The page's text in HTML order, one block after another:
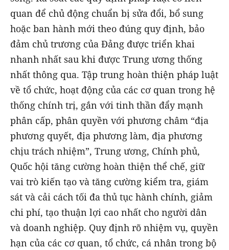
quan để chủ động chuẩn bị sửa đổi, bổ sung
hoặc ban hành mới theo đúng quy định, bảo
đảm chủ trương của Đảng được triển khai
nhanh nhất sau khi được Trung ương thống
nhất thông qua. Tập trung hoàn thiện pháp luật
về tổ chức, hoạt động của các cơ quan trong hệ
thống chính trị, gắn với tinh thần đẩy mạnh
phân cấp, phân quyền với phương châm “địa
phương quyết, địa phương làm, địa phương
chịu trách nhiệm”, Trung ương, Chính phủ,
Quốc hội tăng cường hoàn thiện thể chế, giữ
vai trò kiến tạo và tăng cường kiểm tra, giám
sát và cải cách tối đa thủ tục hành chính, giảm
chi phí, tạo thuận lợi cao nhất cho người dân
và doanh nghiệp. Quy định rõ nhiệm vụ, quyền
hạn của các cơ quan, tổ chức, cá nhân trong bộ